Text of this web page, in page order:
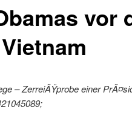
vor
– ZerreiÃŸprobe einer